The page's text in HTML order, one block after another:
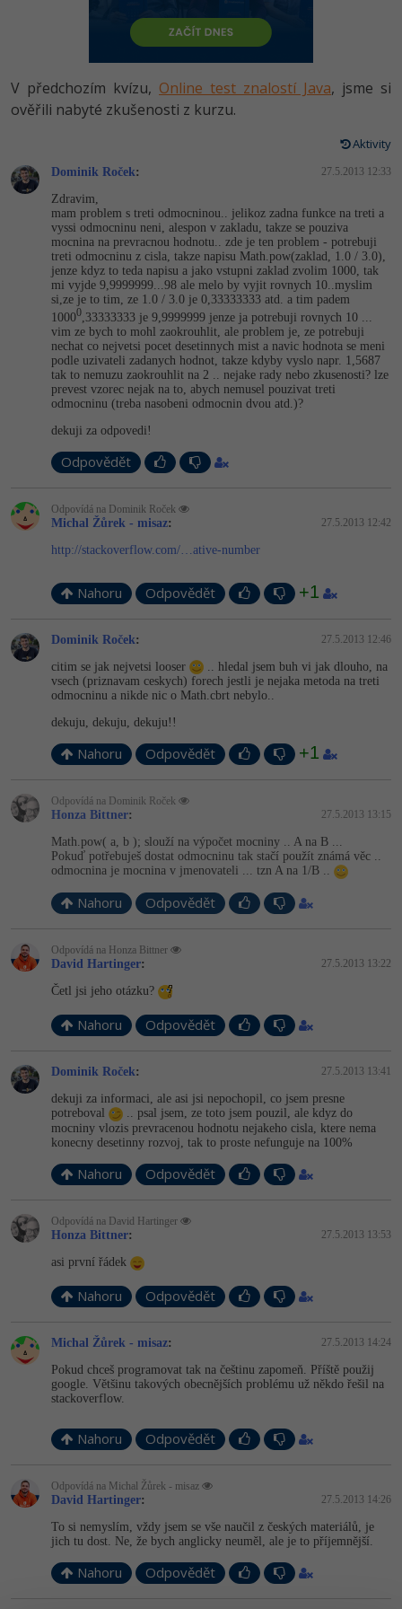
HTML5, CSS3, Bootstrap, SEO
Testování a verzování
React
Spring
ASP.NET MVC
Django
Best practices
JavaScript
Python
HTML / CSS
UML a návrhové vzory
MySQL/MariaDB
MS-SQL
SQLite
C# Game developer
Tester
Systémový administrátor
Grafik / UX/UI návrhář
3D grafik
Projektový manažer
Databázový analytik
Copywriter
WordPress specialista
SEO specialista
-80%
PHP -80%
-80%
Kotlin -80%
C -80%
VB.NET
SQL
Návrh SW -80%
Algoritmy
-10%
Pro děti
Fórum
Kurzy e-commerce
Testování softwaru
Marketing
WordPress
SEO -30%
UX
Business
Kryptoměny -25%
Copywriting
MS Office -80%
Windows
Linux
Kybernetická bezpečnost
Fórum
Kurzy designu
HTML/CSS -80%
Adobe Illustrator
Adobe Lightroom -30%
Adobe XD -15%
Adobe InDesign
Adobe After Effects
Blender -80%
Inkscape
Fotografování -80%
Video
Příběhy absolventů
Kariéra
Pro firmy
V předchozím kvízu, Online test znalostí Java, jsme si
ověřili nabyté zkušenosti z kurzu.
Aktivity
Dominik Roček: 27.5.2013 12:33
Zdravim,
mam problem s treti odmocninou.. jelikoz zadna funkce na treti a
vyssi odmocninu neni, alespon v zakladu, takze se pouziva
mocnina na prevracnou hodnotu.. zde je ten problem - potrebuji
treti odmocninu z cisla, takze napisu Math.pow(zaklad, 1.0 / 3.0),
jenze kdyz to teda napisu a jako vstupni zaklad zvolim 1000, tak
mi vyjde 9,9999999...98 ale melo by vyjit rovnych 10..myslim
si,ze je to tim, ze 1.0 / 3.0 je 0,33333333 atd. a tim padem
10000 ,33333333 je 9,9999999 jenze ja potrebuji rovnych 10 ...
vim ze bych to mohl zaokrouhlit, ale problem je, ze potrebuji
nechat co nejvetsi pocet desetinnych mist a navic hodnota se meni
podle uzivateli zadanych hodnot, takze kdyby vyslo napr. 1,5687
tak to nemuzu zaokrouhlit na 2 .. nejake rady nebo zkusenosti? lze
prevest vzorec nejak na to, abych nemusel pouzivat treti
odmocninu (treba nasobeni odmocnin dvou atd.)?
dekuji za odpovedi!
Odpovědět
Odpovídá na Dominik Roček
Michal Žůrek - misaz: 27.5.2013 12:42
http://stackoverflow.com/…ative-number
Nahoru Odpovědět +1
Dominik Roček: 27.5.2013 12:46
citim se jak nejvetsi looser
.. hledal jsem buh vi jak dlouho, na
vsech (priznavam ceskych) forech jestli je nejaka metoda na treti
odmocninu a nikde nic o Math.cbrt nebylo..
dekuju, dekuju, dekuju!!
Nahoru Odpovědět +1
Odpovídá na Dominik Roček
Honza Bittner: 27.5.2013 13:15
Math.pow( a, b ); slouží na výpočet mocniny .. A na B ...
Pokuď potřebuješ dostat odmocninu tak stačí použít známá věc ..
odmocnina je mocnina v jmenovateli ... tzn A na 1/B ..
Nahoru Odpovědět
Odpovídá na Honza Bittner
David Hartinger: 27.5.2013 13:22
Četl jsi jeho otázku?
Nahoru Odpovědět
Dominik Roček: 27.5.2013 13:41
dekuji za informaci, ale asi jsi nepochopil, co jsem presne
potreboval
.. psal jsem, ze toto jsem pouzil, ale kdyz do
mocniny vlozis prevracenou hodnotu nejakeho cisla, ktere nema
konecny desetinny rozvoj, tak to proste nefunguje na 100%
Nahoru Odpovědět
Odpovídá na David Hartinger
Honza Bittner: 27.5.2013 13:53
asi první řádek
Nahoru Odpovědět
Michal Žůrek - misaz: 27.5.2013 14:24
Pokud chceš programovat tak na češtinu zapomeň. Příště použij
google. Většinu takových obecnějších problému už někdo řešil na
stackoverflow.
Nahoru Odpovědět
Odpovídá na Michal Žůrek - misaz
David Hartinger: 27.5.2013 14:26
To si nemyslím, vždy jsem se vše naučil z českých materiálů, je
jich tu dost. Ne, že bych anglicky neuměl, ale je to příjemnější.
Nahoru Odpovědět